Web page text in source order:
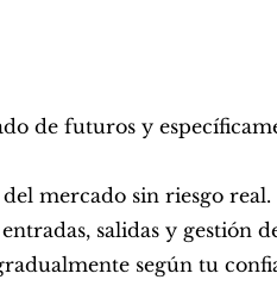
de futuros y
mercado sin riesgo real.
salidas y gestión
según tu